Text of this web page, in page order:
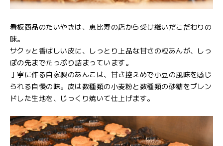
看板商品のたいやきは、恵比寿の店から受け継いだこだわりの
味。
サクッと香ばしい皮に、しっとり上品な甘さの粒あんが、しっ
ぽの先までたっぷり詰まっています。
丁寧に作る自家製のあんこは、甘さ控えめで小豆の風味を感じ
られる自慢の味。皮は数種類の小麦粉と数種類の砂糖をブレン
ドした生地を、じっくり焼いて仕上げます。